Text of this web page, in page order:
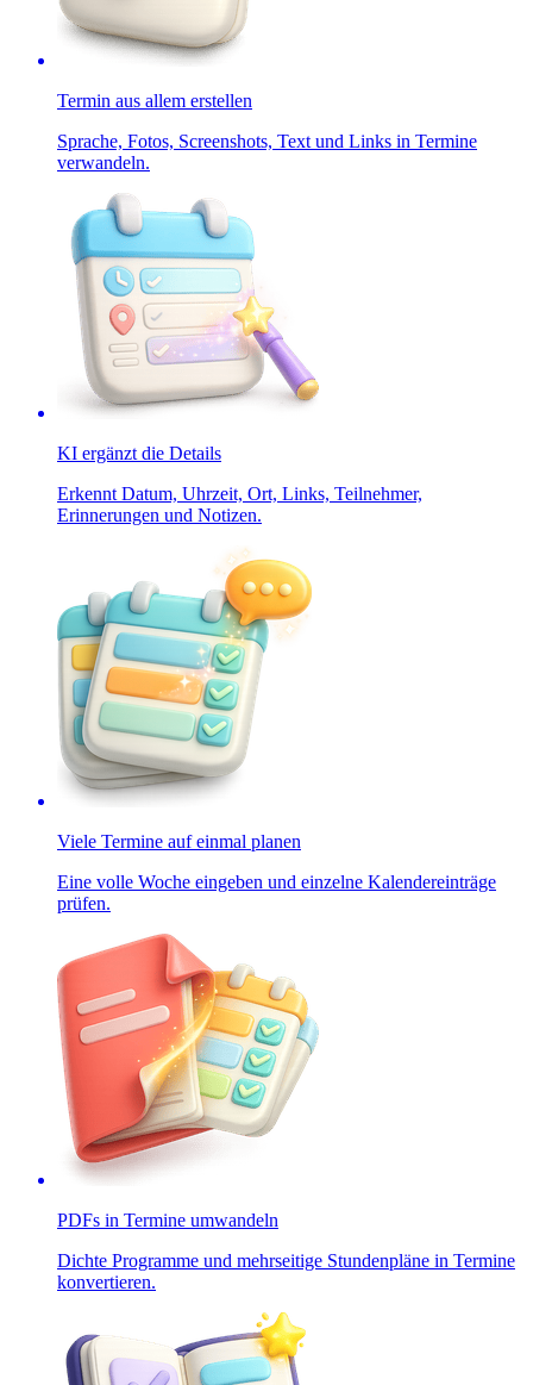
Termin aus allem erstellen
Sprache, Fotos, Screenshots, Text und Links in Termine
verwandeln.
KI ergänzt die Details
Erkennt Datum, Uhrzeit, Ort, Links, Teilnehmer,
Erinnerungen und Notizen.
Viele Termine auf einmal planen
Eine volle Woche eingeben und einzelne Kalendereinträge
prüfen.
PDFs in Termine umwandeln
Dichte Programme und mehrseitige Stundenpläne in Termine
konvertieren.